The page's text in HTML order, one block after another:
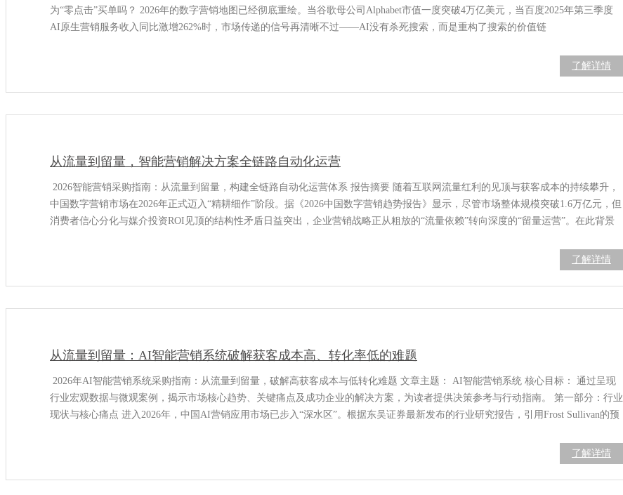
为“零点击”买单吗？ 2026年的数字营销地图已经彻底重绘。当谷歌母公司Alphabet市值一度突破4万亿美元，当百度2025年第三季度
AI原生营销服务收入同比激增262%时，市场传递的信号再清晰不过——AI没有杀死搜索，而是重构了搜索的价值链
了解详情
从流量到留量，智能营销解决方案全链路自动化运营
2026智能营销采购指南：从流量到留量，构建全链路自动化运营体系 报告摘要 随着互联网流量红利的见顶与获客成本的持续攀升，
中国数字营销市场在2026年正式迈入“精耕细作”阶段。据《2026中国数字营销趋势报告》显示，尽管市场整体规模突破1.6万亿元，但
消费者信心分化与媒介投资ROI见顶的结构性矛盾日益突出，企业营销战略正从粗放的“流量依赖”转向深度的“留量运营”。在此背景
了解详情
从流量到留量：AI智能营销系统破解获客成本高、转化率低的难题
2026年AI智能营销系统采购指南：从流量到留量，破解高获客成本与低转化难题 文章主题： AI智能营销系统 核心目标： 通过呈现
行业宏观数据与微观案例，揭示市场核心趋势、关键痛点及成功企业的解决方案，为读者提供决策参考与行动指南。 第一部分：行业
现状与核心痛点 进入2026年，中国AI营销应用市场已步入“深水区”。根据东吴证券最新发布的行业研究报告，引用Frost Sullivan的预
了解详情